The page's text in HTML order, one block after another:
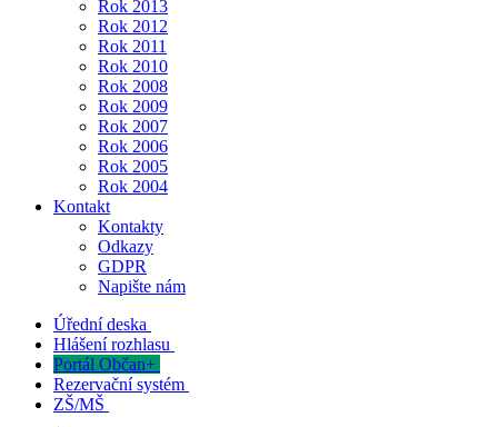
Rok 2013
Rok 2012
Rok 2011
Rok 2010
Rok 2008
Rok 2009
Rok 2007
Rok 2006
Rok 2005
Rok 2004
Kontakt
Kontakty
Odkazy
GDPR
Napište nám
Úřední deska
Hlášení rozhlasu
Portál Občan+
Rezervační systém
ZŠ/MŠ